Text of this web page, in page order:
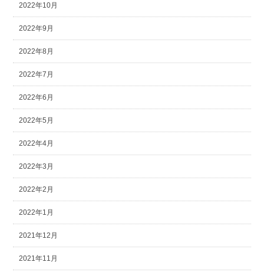
2022年10月
2022年9月
2022年8月
2022年7月
2022年6月
2022年5月
2022年4月
2022年3月
2022年2月
2022年1月
2021年12月
2021年11月